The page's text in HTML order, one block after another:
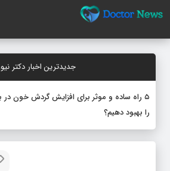
جدیدترین اخبار دکتر
۵ راه ساده و موثر برای افزایش گردش خون
را بهبود دهیم؟